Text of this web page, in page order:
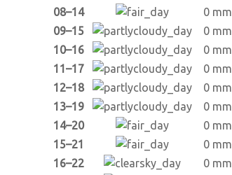
08–14
0 mm
09–15
0 mm
10–16
0 mm
11–17
0 mm
12–18
0 mm
13–19
0 mm
14–20
0 mm
15–21
0 mm
16–22
0 mm